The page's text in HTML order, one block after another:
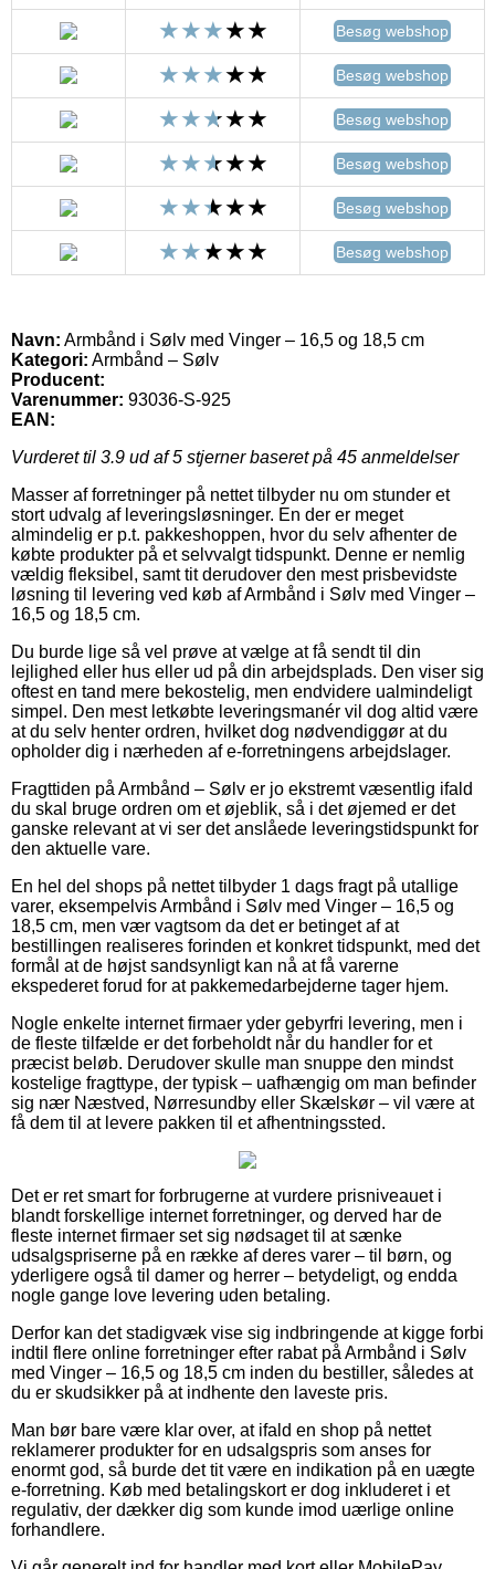
Besøg webshop
Besøg webshop
Besøg webshop
Besøg webshop
Besøg webshop
Besøg webshop
Navn: Armbånd i Sølv med Vinger – 16,5 og 18,5 cm
Kategori: Armbånd – Sølv
Producent:
Varenummer: 93036-S-925
EAN:
Vurderet til 3.9 ud af 5 stjerner baseret på 45 anmeldelser
Masser af forretninger på nettet tilbyder nu om stunder et
stort udvalg af leveringsløsninger. En der er meget
almindelig er p.t. pakkeshoppen, hvor du selv afhenter de
købte produkter på et selvvalgt tidspunkt. Denne er nemlig
vældig fleksibel, samt tit derudover den mest prisbevidste
løsning til levering ved køb af Armbånd i Sølv med Vinger –
16,5 og 18,5 cm.
Du burde lige så vel prøve at vælge at få sendt til din
lejlighed eller hus eller ud på din arbejdsplads. Den viser sig
oftest en tand mere bekostelig, men endvidere ualmindeligt
simpel. Den mest letkøbte leveringsmanér vil dog altid være
at du selv henter ordren, hvilket dog nødvendiggør at du
opholder dig i nærheden af e-forretningens arbejdslager.
Fragttiden på Armbånd – Sølv er jo ekstremt væsentlig ifald
du skal bruge ordren om et øjeblik, så i det øjemed er det
ganske relevant at vi ser det anslåede leveringstidspunkt for
den aktuelle vare.
En hel del shops på nettet tilbyder 1 dags fragt på utallige
varer, eksempelvis Armbånd i Sølv med Vinger – 16,5 og
18,5 cm, men vær vagtsom da det er betinget af at
bestillingen realiseres forinden et konkret tidspunkt, med det
formål at de højst sandsynligt kan nå at få varerne
ekspederet forud for at pakkemedarbejderne tager hjem.
Nogle enkelte internet firmaer yder gebyrfri levering, men i
de fleste tilfælde er det forbeholdt når du handler for et
præcist beløb. Derudover skulle man snuppe den mindst
kostelige fragttype, der typisk – uafhængig om man befinder
sig nær Næstved, Nørresundby eller Skælskør – vil være at
få dem til at levere pakken til et afhentningssted.
Det er ret smart for forbrugerne at vurdere prisniveauet i
blandt forskellige internet forretninger, og derved har de
fleste internet firmaer set sig nødsaget til at sænke
udsalgspriserne på en række af deres varer – til børn, og
yderligere også til damer og herrer – betydeligt, og endda
nogle gange love levering uden betaling.
Derfor kan det stadigvæk vise sig indbringende at kigge forbi
indtil flere online forretninger efter rabat på Armbånd i Sølv
med Vinger – 16,5 og 18,5 cm inden du bestiller, således at
du er skudsikker på at indhente den laveste pris.
Man bør bare være klar over, at ifald en shop på nettet
reklamerer produkter for en udsalgspris som anses for
enormt god, så burde det tit være en indikation på en uægte
e-forretning. Køb med betalingskort er dog inkluderet i et
regulativ, der dækker dig som kunde imod uærlige online
forhandlere.